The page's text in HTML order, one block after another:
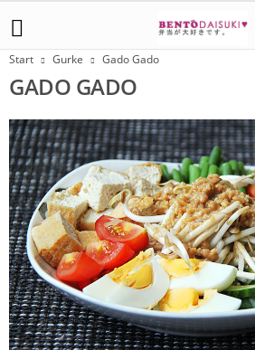
Start Gurke Gado Gado
GADO GADO